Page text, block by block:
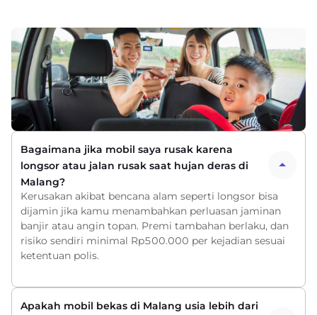
Bagaimana jika mobil saya rusak karena
longsor atau jalan rusak saat hujan deras di
Malang?
Kerusakan akibat bencana alam seperti longsor bisa
dijamin jika kamu menambahkan perluasan jaminan
banjir atau angin topan. Premi tambahan berlaku, dan
risiko sendiri minimal Rp500.000 per kejadian sesuai
ketentuan polis.
Apakah mobil bekas di Malang usia lebih dari